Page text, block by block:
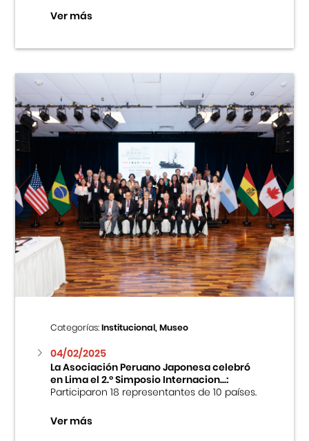
Ver más
Categorías:Institucional, Museo
04/02/2025
La Asociación Peruano Japonesa celebró
en Lima el 2.º Simposio Internacion...:
Participaron 18 representantes de 10 países.
Ver más